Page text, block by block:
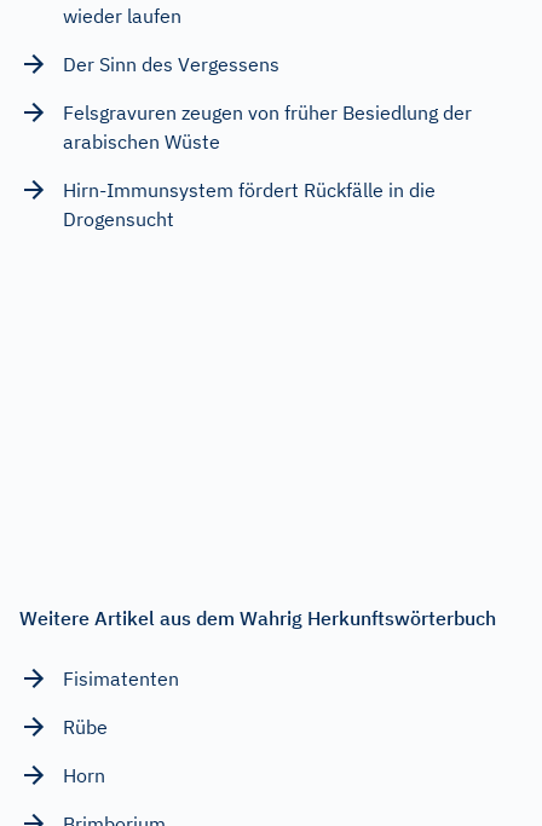
wieder laufen
Der Sinn des Vergessens
Felsgravuren zeugen von früher Besiedlung der
arabischen Wüste
Hirn-Immunsystem fördert Rückfälle in die
Drogensucht
Weitere Artikel aus dem Wahrig Herkunftswörterbuch
Fisimatenten
Rübe
Horn